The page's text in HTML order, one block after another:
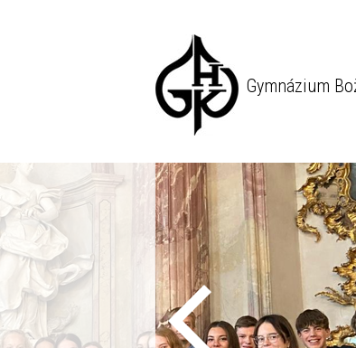
Gymnázium